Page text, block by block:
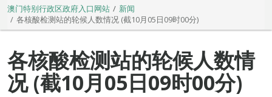
澳门特别行政区政府入口网站
新闻
各核酸检测站的轮候人数情况 (截10月05日09时00分)
各核酸检测站的轮候人数情
况 (截10月05日09时00分)